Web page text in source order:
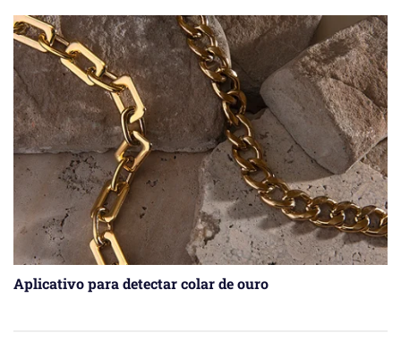
Aplicativo para detectar colar de ouro